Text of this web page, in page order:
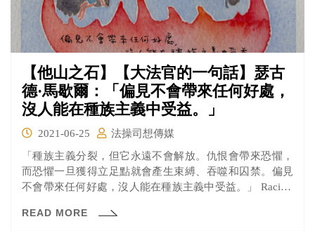
【他山之石】【大法官的一句話】瑟古
德·馬歇爾：「偏見不會帶來任何好處，
沒人能在種族主義中受益。」
2021-06-25
法操司想傳媒
「種族主義分裂，但它永遠不會解放。仇恨會帶來恐懼，
而恐懼一旦獲得立足點就會產生束縛、吞噬和囚禁。偏見
不會帶來任何好處，沒人能在種族主義中受益。」 Racism
fear once given a foothold binds, consumes and imprisons.
READ MORE